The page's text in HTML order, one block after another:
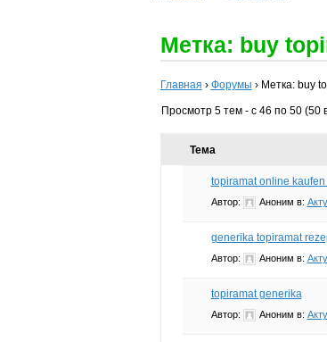
Метка: buy
Главная › Форумы › Метка: buy
Просмотр 5 тем - с 46 по 50 (50
Тема
topiramat online
Автор: Аноним в:
generika topiramat
Автор: Аноним в:
topiramat generika
Автор: Аноним в: